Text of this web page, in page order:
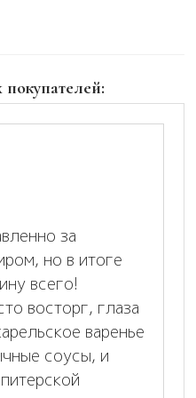
за
но в итоге
всего!
восторг, глаза
варенье
соусы, и